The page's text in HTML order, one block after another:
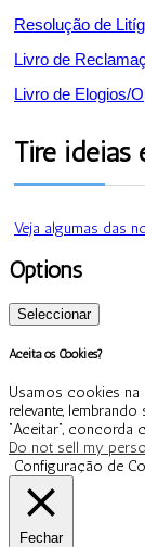
Resolução de
Livro de
Livro de Elogios/
Tire ideias
Veja algumas das
Options
Seleccionar
Aceita os Cookies?
Usamos cookies na
relevante,
“Aceitar”, concorda
Do not sell my
Configuração de
Fechar